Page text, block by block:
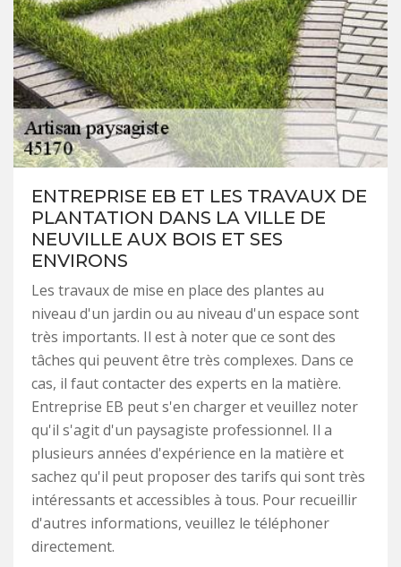
ENTREPRISE EB ET LES TRAVAUX DE
PLANTATION DANS LA VILLE DE
NEUVILLE AUX BOIS ET SES
ENVIRONS
Les travaux de mise en place des plantes au
niveau d'un jardin ou au niveau d'un espace sont
très importants. Il est à noter que ce sont des
tâches qui peuvent être très complexes. Dans ce
cas, il faut contacter des experts en la matière.
Entreprise EB peut s'en charger et veuillez noter
qu'il s'agit d'un paysagiste professionnel. Il a
plusieurs années d'expérience en la matière et
sachez qu'il peut proposer des tarifs qui sont très
intéressants et accessibles à tous. Pour recueillir
d'autres informations, veuillez le téléphoner
directement.